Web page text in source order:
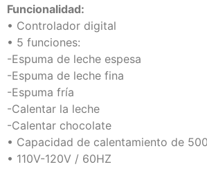
Funcionalidad:
• Controlador digital
• 5 funciones:
-Espuma de leche espesa
-Espuma de leche fina
-Espuma fría
-Calentar la leche
-Calentar chocolate
• Capacidad de calentamiento de
• 110V-120V / 60HZ